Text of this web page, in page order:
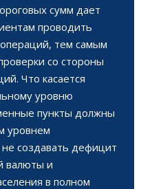
сумм дает
проводить
тем самым
со стороны
Что касается
уровню
пункты должны
уровнем
создавать дефицит
валюты и
в полном